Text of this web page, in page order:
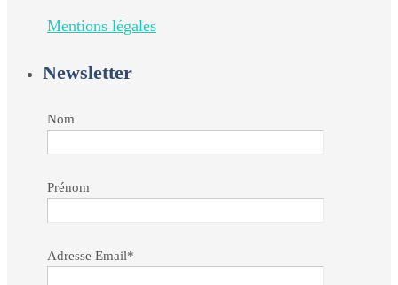
Mentions légales
Newsletter
Nom
Prénom
Adresse Email*